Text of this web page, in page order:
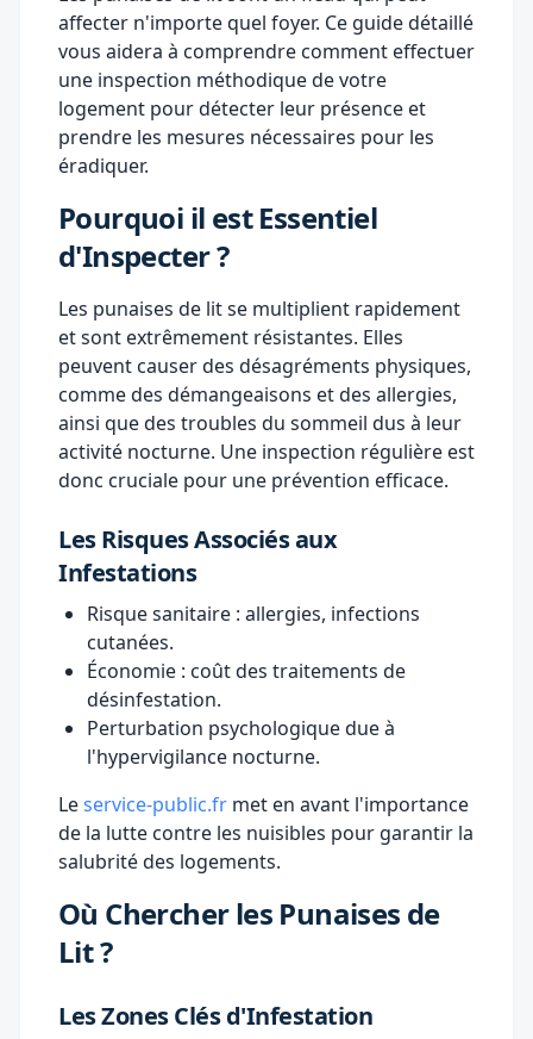
affecter n'importe quel foyer. Ce guide détaillé
vous aidera à comprendre comment effectuer
une inspection méthodique de votre
logement pour détecter leur présence et
prendre les mesures nécessaires pour les
éradiquer.
Pourquoi il est Essentiel
d'Inspecter ?
Les punaises de lit se multiplient rapidement
et sont extrêmement résistantes. Elles
peuvent causer des désagréments physiques,
comme des démangeaisons et des allergies,
ainsi que des troubles du sommeil dus à leur
activité nocturne. Une inspection régulière est
donc cruciale pour une prévention efficace.
Les Risques Associés aux
Infestations
Risque sanitaire : allergies, infections
cutanées.
Économie : coût des traitements de
désinfestation.
Perturbation psychologique due à
l'hypervigilance nocturne.
Leservice-public.fr met en avant l'importance
de la lutte contre les nuisibles pour garantir la
salubrité des logements.
Où Chercher les Punaises de
Lit ?
Les Zones Clés d'Infestation